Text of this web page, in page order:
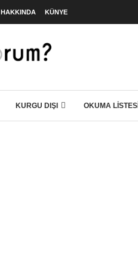
HAKKINDA KÜNYE
KURGU DIŞI OKUMA LISTESI